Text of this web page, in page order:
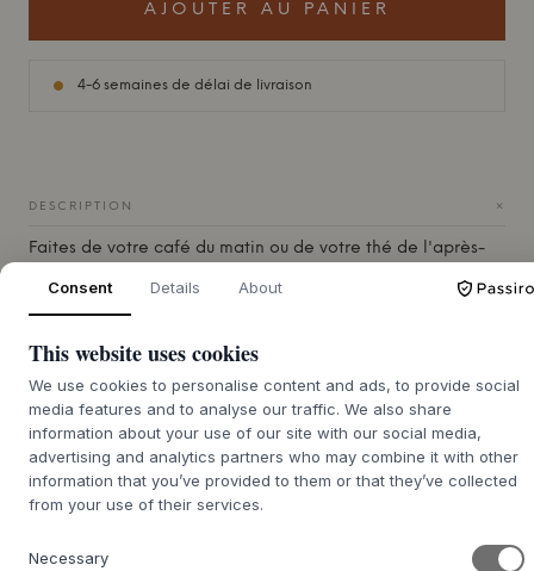
AJOUTER AU PANIER
4-6 semaines de délai de livraison
DESCRIPTION +
Faites de votre café du matin ou de votre thé de l'après-
la créatrice danoiseJulie Damhus
. Chaque tasse a son
variations de forme et de glaçure.
Le mug a un poids fantastique et une forme qui s'adapte
parfaitement et confortablement à vos mains. Les couleurs
délicates apportent une énergie fraîche et apaisante à
votre table. C'est le mug hygge par excellence pour ceux
qui apprécient l'artisanat danois authentique et le design
unique.
Consent Details About
This website uses cookies
We use cookies to personalise content and ads, to provide social
media features and to analyse our traffic. We also share
information about your use of our site with our social media,
advertising and analytics partners who may combine it with other
information that you’ve provided to them or that they’ve collected
from your use of their services.
Necessary